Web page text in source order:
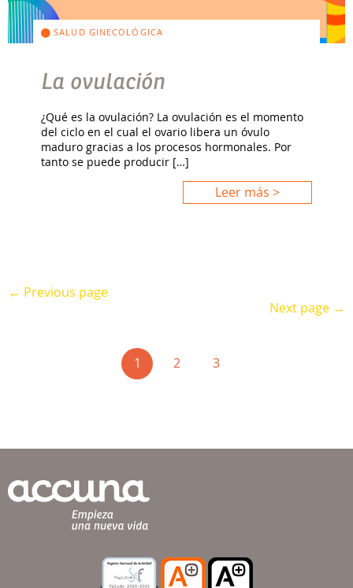
SALUD GINECOLÓGICA
La ovulación
¿Qué es la ovulación? La ovulación es el momento
del ciclo en el cual el ovario libera un óvulo
maduro gracias a los procesos hormonales. Por
tanto se puede producir […]
Leer más >
← Previous page
Next page →
1 (current)
2 3